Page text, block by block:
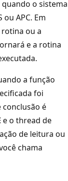
o sistema
APC. Em
ou a
e a rotina
a função
foi
é
e o thread de
de leitura ou
chama